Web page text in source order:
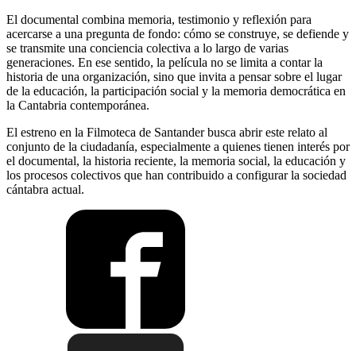
El documental combina memoria, testimonio y reflexión para
acercarse a una pregunta de fondo: cómo se construye, se defiende y
se transmite una conciencia colectiva a lo largo de varias
generaciones. En ese sentido, la película no se limita a contar la
historia de una organización, sino que invita a pensar sobre el lugar
de la educación, la participación social y la memoria democrática en
la Cantabria contemporánea.
El estreno en la Filmoteca de Santander busca abrir este relato al
conjunto de la ciudadanía, especialmente a quienes tienen interés por
el documental, la historia reciente, la memoria social, la educación y
los procesos colectivos que han contribuido a configurar la sociedad
cántabra actual.